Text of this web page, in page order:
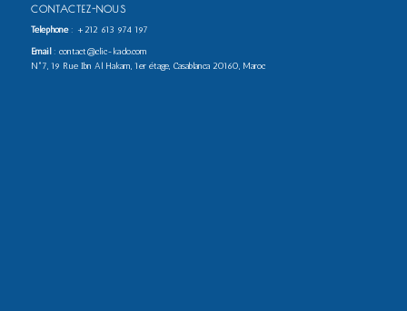
CONTACTEZ-NOUS
Téléphone: +212 613 974 197
Email: contact@clic-kado.com
N°7, 19 Rue Ibn Al Hakam, 1er étage, Casablanca 20160, Maroc